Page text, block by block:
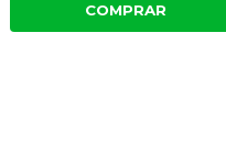
COMPRAR